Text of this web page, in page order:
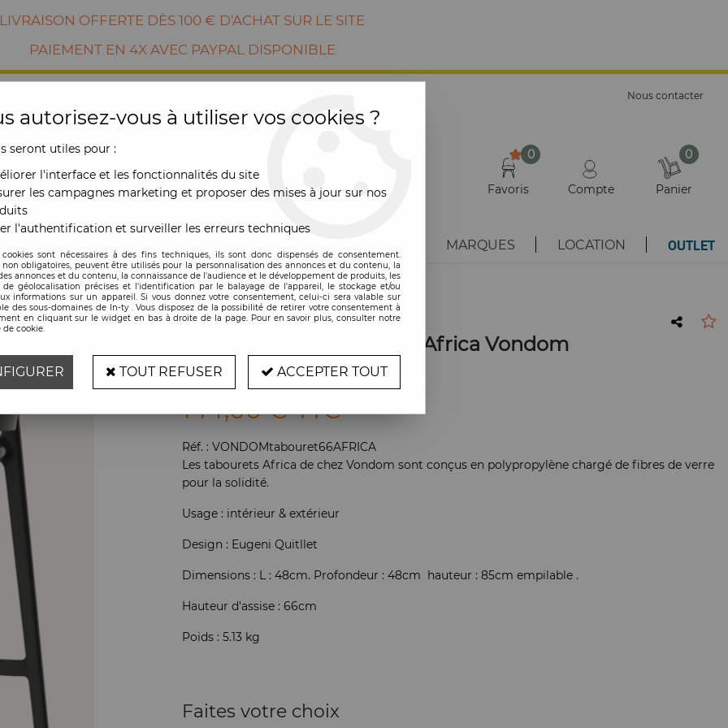
LIVRAISON OFFERTE DÈS 100 € D'ACHAT SUR LE SITE
PAIEMENT EN 4X AVEC PAYPAL DISPONIBLE
Nous contacter
0
Favoris Compte
0
Panier
MARQUES LOCATION OUTLET
Vondom
Tabouret H.Assise 66cm Africa Vondom
Soyez le premier à donner votre avis !
144,00 €TTC
Réf. : VONDOMtabouret66AFRICA
Les tabourets Africa de chez Vondom sont conçus en polypropylène chargé de fibres de verre
pour la solidité.
Usage : intérieur & extérieur
Design : Eugeni Quitllet
Dimensions : L : 48cm. Profondeur : 48cm hauteur : 85cm empilable .
Hauteur d'assise : 66cm
Poids : 5.13 kg
Faites votre choix
autorisez-vous à utiliser vos cookies ?
seront utiles pour :
l'interface et les fonctionnalités du site
les campagnes marketing et proposer des mises à jour sur nos
l'authentification et surveiller les erreurs techniques
cookies sont nécessaires à des fins techniques, ils sont donc dispensés de consentement.
non obligatoires, peuvent être utilisés pour la personnalisation des annonces et du contenu, la
annonces et du contenu, la connaissance de l'audience et le développement de produits, les
de géolocalisation précises et l'identification par le balayage de l'appareil, le stockage et/ou
informations sur un appareil. Si vous donnez votre consentement, celui-ci sera valable sur
des sous-domaines de In-ty . Vous disposez de la possibilité de retirer votre consentement à
en cliquant sur le widget en bas à droite de la page. Pour en savoir plus, consulter notre
cookie.
TOUT REFUSER ACCEPTER TOUT